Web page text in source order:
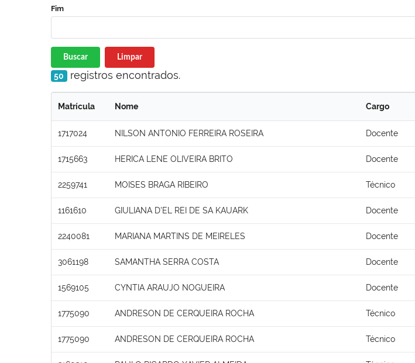
Fim
Buscar Limpar
50 registros encontrados.
Matrícula Nome Cargo
1717024 NILSON ANTONIO FERREIRA ROSEIRA Docente
1715663 HERICA LENE OLIVEIRA BRITO Docente
2259741 MOISES BRAGA RIBEIRO Técnico
1161610 GIULIANA D'EL REI DE SA KAUARK Docente
2240081 MARIANA MARTINS DE MEIRELES Docente
3061198 SAMANTHA SERRA COSTA Docente
1569105 CYNTIA ARAUJO NOGUEIRA Docente
1775090 ANDRESON DE CERQUEIRA ROCHA Técnico
1775090 ANDRESON DE CERQUEIRA ROCHA Técnico